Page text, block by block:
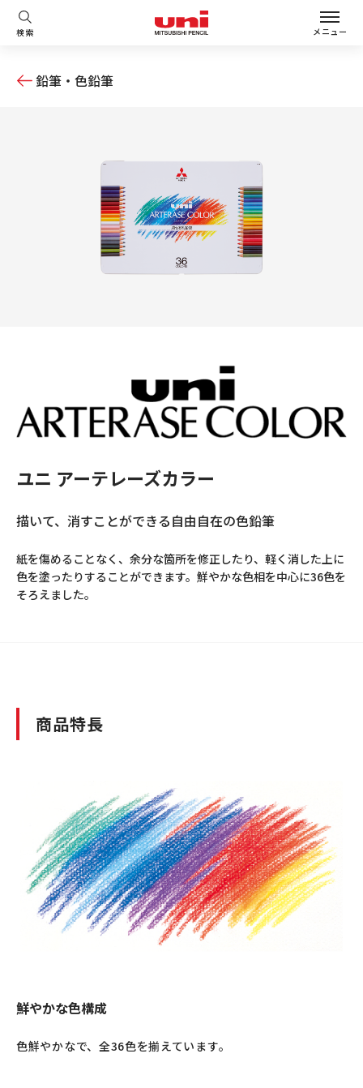
検索 メニュー
鉛筆・色鉛筆
ユニ アーテレーズカラー
描いて、消すことができる自由自在の色鉛筆
紙を傷めることなく、余分な箇所を修正したり、軽く消した上に
色を塗ったりすることができます。鮮やかな色相を中心に36色を
そろえました。
商品特長
鮮やかな色構成
色鮮やかなで、全36色を揃えています。